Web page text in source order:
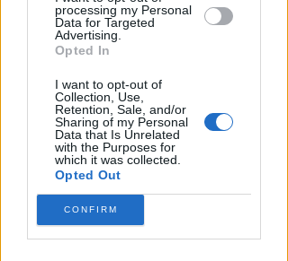
processing my Personal
Data for Targeted
Advertising.
Opted In
I want to opt-out of
Collection, Use,
Retention, Sale, and/or
Sharing of my Personal
Data that Is Unrelated
with the Purposes for
which it was collected.
Opted Out
CONFIRM
serve confronto politico serio e
non scaricabarile